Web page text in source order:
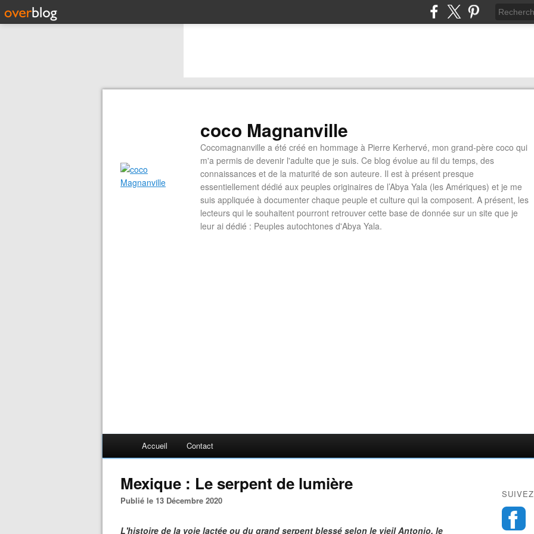
coco Magnanville
Cocomagnanville a été créé en hommage à Pierre Kerhervé, mon grand-père coco qui
m'a permis de devenir l'adulte que je suis. Ce blog évolue au fil du temps, des
connaissances et de la maturité de son auteure. Il est à présent presque
essentiellement dédié aux peuples originaires de l’Abya Yala (les Amériques) et je me
suis appliquée à documenter chaque peuple et culture qui la composent. A présent, les
lecteurs qui le souhaitent pourront retrouver cette base de donnée sur un site que je
leur ai dédié : Peuples autochtones d'Abya Yala.
Accueil Contact
Mexique : Le serpent de lumière
Publié le 13 Décembre 2020
L'histoire de la voie lactée ou du grand serpent blessé selon le vieil Antonio, le